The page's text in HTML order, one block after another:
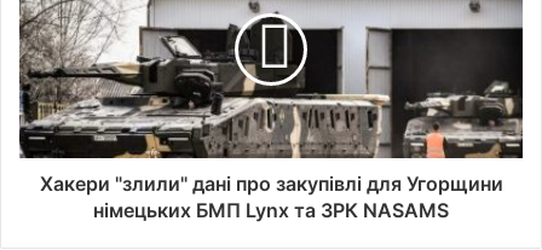
Хакери "злили" дані про закупівлі для Угорщини
німецьких БМП Lynx та ЗРК NASAMS